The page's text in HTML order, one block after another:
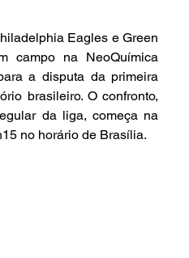
Eagles e Green
campo na NeoQuímica
a disputa da primeira
brasileiro. O confronto,
da liga, começa na
no horário de Brasília.